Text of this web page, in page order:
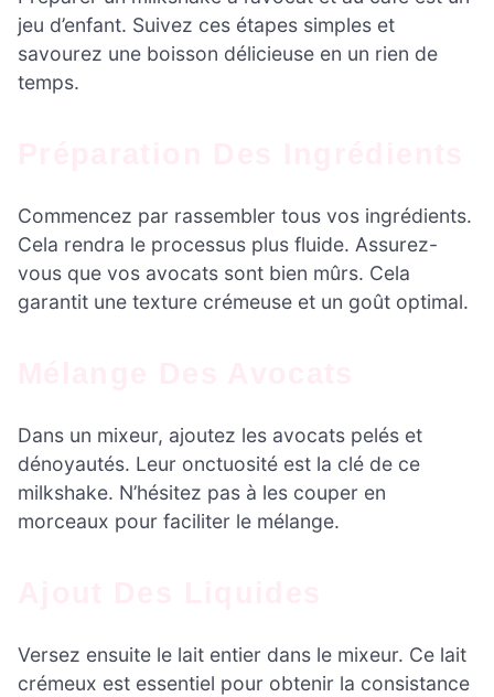
jeu d’enfant. Suivez ces étapes simples et
savourez une boisson délicieuse en un rien de
temps.
Commencez par rassembler tous vos ingrédients.
Cela rendra le processus plus fluide. Assurez-
vous que vos avocats sont bien mûrs. Cela
garantit une texture crémeuse et un goût optimal.
Dans un mixeur, ajoutez les avocats pelés et
dénoyautés. Leur onctuosité est la clé de ce
milkshake. N’hésitez pas à les couper en
morceaux pour faciliter le mélange.
Versez ensuite le lait entier dans le mixeur. Ce lait
crémeux est essentiel pour obtenir la consistance